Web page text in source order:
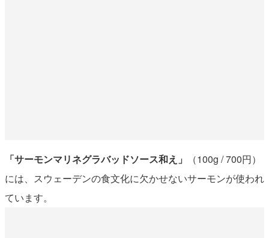
「サーモンマリネグラバッドソース和え」
（100g / 700円）
には、スウェーデンの食文化に欠かせないサーモンが使われ
ています。